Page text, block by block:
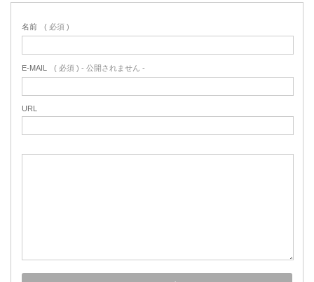
名前 ( 必須 )
E-MAIL ( 必須 ) - 公開されません -
URL